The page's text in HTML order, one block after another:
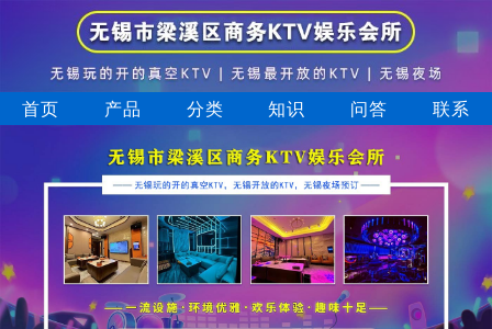
首页 产品 分类 知识 问答 联系